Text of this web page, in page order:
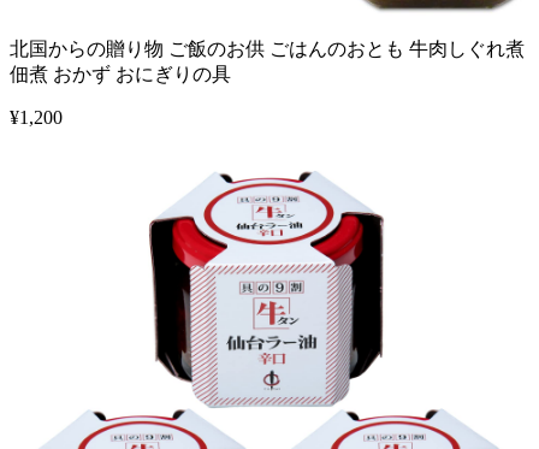
北国からの贈り物 ご飯のお供 ごはんのおとも 牛肉しぐれ煮
佃煮 おかず おにぎりの具
¥1,200